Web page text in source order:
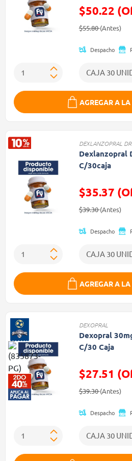
$50.22
Precio
$55.80(Antes)
Despacho
AGREGAR A
DEXLANZOPRAL DR
Dexlanzopral
C/30caja
$35.37
Precio
$39.30(Antes)
Despacho
AGREGAR A
DEXOPRAL
Dexopral
C/30 Caja
$27.51
Precio
$39.30(Antes)
Despacho